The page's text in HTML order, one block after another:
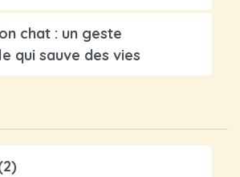
chat : un geste
qui sauve des vies